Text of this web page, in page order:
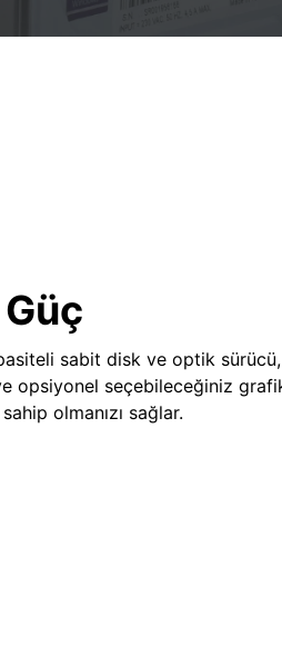
Güç
sabit disk ve optik
opsiyonel seçebileceğiniz
olmanızı sağlar.